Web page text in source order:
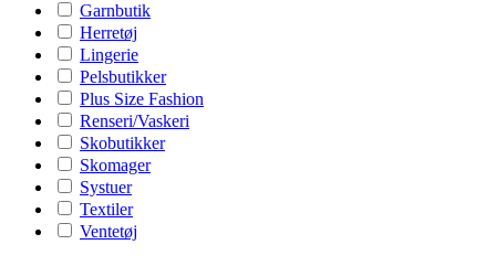
Garnbutik
Herretøj
Lingerie
Pelsbutikker
Plus Size Fashion
Renseri/Vaskeri
Skobutikker
Skomager
Systuer
Textiler
Ventetøj